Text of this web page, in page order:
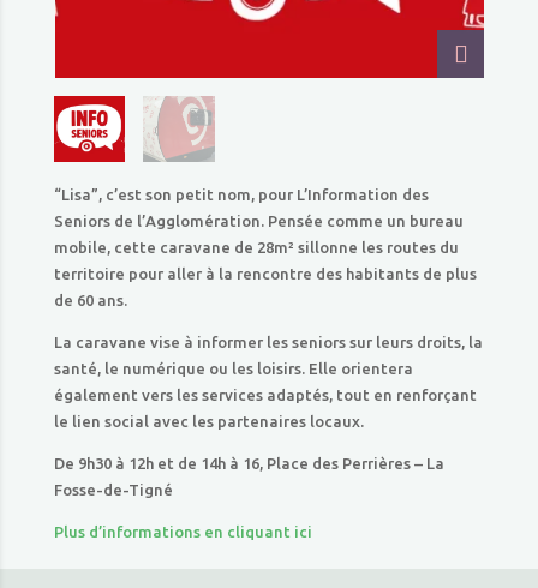
“Lisa”, c’est son petit nom, pour L’Information des
Seniors de l’Agglomération. Pensée comme un bureau
mobile, cette caravane de 28m² sillonne les routes du
territoire pour aller à la rencontre des habitants de plus
de 60 ans.
La caravane vise à informer les seniors sur leurs droits, la
santé, le numérique ou les loisirs. Elle orientera
également vers les services adaptés, tout en renforçant
le lien social avec les partenaires locaux.
De 9h30 à 12h et de 14h à 16, Place des Perrières – La
Fosse-de-Tigné
Plus d’informations en cliquant ici